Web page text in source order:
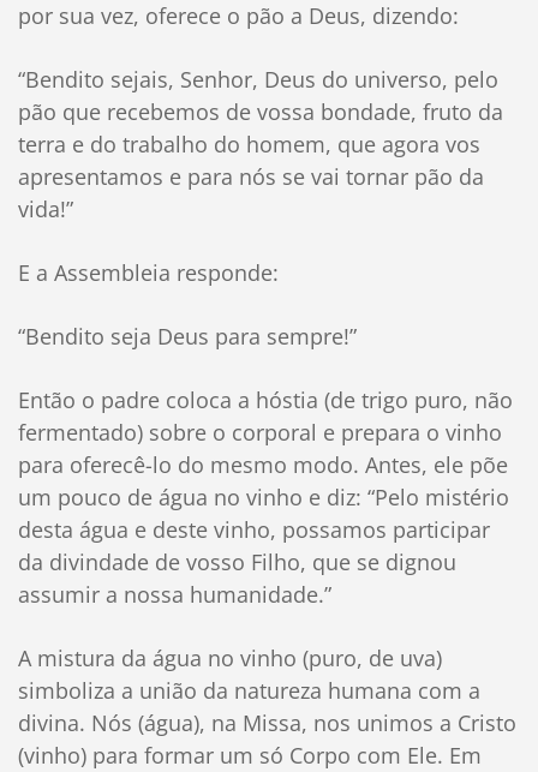
por sua vez, oferece o pão a Deus, dizendo:
“Bendito sejais, Senhor, Deus do universo, pelo
pão que recebemos de vossa bondade, fruto da
terra e do trabalho do homem, que agora vos
apresentamos e para nós se vai tornar pão da
vida!”
E a Assembleia responde:
“Bendito seja Deus para sempre!”
Então o padre coloca a hóstia (de trigo puro, não
fermentado) sobre o corporal e prepara o vinho
para oferecê-lo do mesmo modo. Antes, ele põe
um pouco de água no vinho e diz: “Pelo mistério
desta água e deste vinho, possamos participar
da divindade de vosso Filho, que se dignou
assumir a nossa humanidade.”
A mistura da água no vinho (puro, de uva)
simboliza a união da natureza humana com a
divina. Nós (água), na Missa, nos unimos a Cristo
(vinho) para formar um só Corpo com Ele. Em